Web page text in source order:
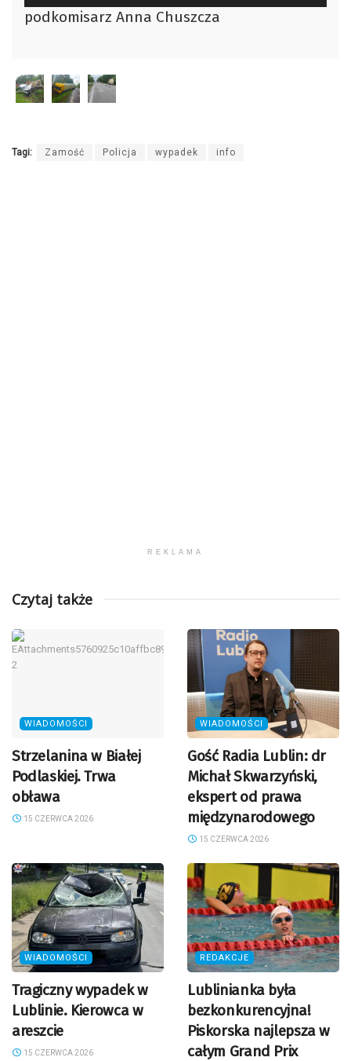
plików
dźwiękowych
podkomisarz Anna Chuszcza
Tagi: Zamość Policja wypadek info
REKLAMA
Czytaj także
WIADOMOŚCI
Strzelanina w Białej
Podlaskiej. Trwa
obława
15 CZERWCA 2026
WIADOMOŚCI
Gość Radia Lublin: dr
Michał Skwarzyński,
ekspert od prawa
międzynarodowego
15 CZERWCA 2026
WIADOMOŚCI
Tragiczny wypadek w
Lublinie. Kierowca w
areszcie
15 CZERWCA 2026
REDAKCJE
Lublinianka była
bezkonkurencyjna!
Piskorska najlepsza w
całym Grand Prix